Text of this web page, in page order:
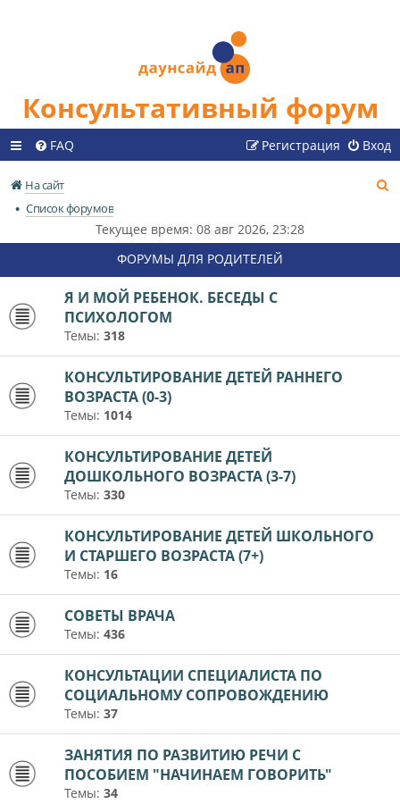
Консультативный форум
FAQ Вход
Регистрация
На сайт
Список форумов
к
Текущее время: 08 авг 2026, 23:28
ФОРУМЫ ДЛЯ РОДИТЕЛЕЙ
Я И МОЙ РЕБЕНОК. БЕСЕДЫ С
ПСИХОЛОГОМ
Темы: 318
КОНСУЛЬТИРОВАНИЕ ДЕТЕЙ РАННЕГО
ВОЗРАСТА (0-3)
Темы: 1014
КОНСУЛЬТИРОВАНИЕ ДЕТЕЙ
ДОШКОЛЬНОГО ВОЗРАСТА (3-7)
Темы: 330
КОНСУЛЬТИРОВАНИЕ ДЕТЕЙ ШКОЛЬНОГО
И СТАРШЕГО ВОЗРАСТА (7+)
Темы: 16
СОВЕТЫ ВРАЧА
Темы: 436
КОНСУЛЬТАЦИИ СПЕЦИАЛИСТА ПО
СОЦИАЛЬНОМУ СОПРОВОЖДЕНИЮ
Темы: 37
ЗАНЯТИЯ ПО РАЗВИТИЮ РЕЧИ С
ПОСОБИЕМ "НАЧИНАЕМ ГОВОРИТЬ"
Темы: 34